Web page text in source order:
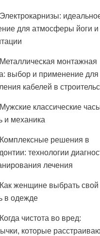
Электрокарнизы:
для атмосферы йоги и
Металлическая монтажная
выбор и применение для
кабелей в
Мужские классические
и механика
Комплексные решения в
технологии
лечения
Как женщине выбрать свой
в одежде
Когда чистота во вред:
которые